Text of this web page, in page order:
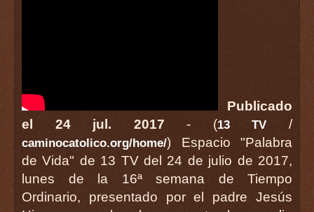
Publicado
el 24 jul. 2017 - (13 TV /
caminocatolico.org/home/) Espacio "Palabra
de Vida" de 13 TV del 24 de julio de 2017,
lunes de la 16ª semana de Tiempo
Ordinario, presentado por el padre Jesús